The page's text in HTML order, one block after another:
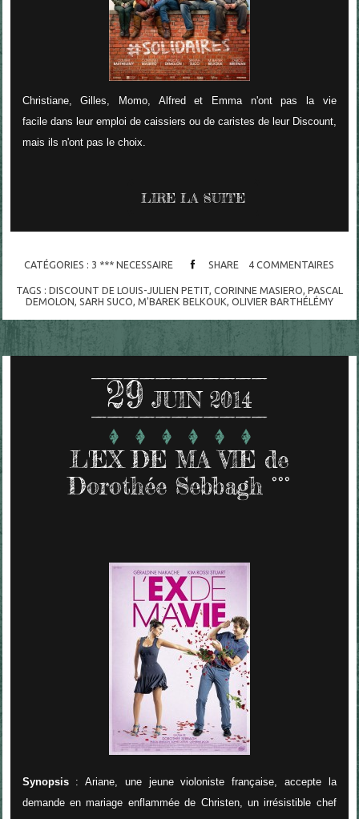
Christiane, Gilles, Momo, Alfred et Emma n'ont pas la vie
facile dans leur emploi de caissiers ou de caristes de leur Discount,
mais ils n'ont pas le choix.
LIRE LA SUITE
CATÉGORIES : 3 *** NECESSAIRE SHARE 4 COMMENTAIRES
TAGS : DISCOUNT DE LOUIS-JULIEN PETIT, CORINNE MASIERO, PASCAL
DEMOLON, SARH SUCO, M'BAREK BELKOUK, OLIVIER BARTHÉLÉMY
29 JUIN 2014
L'EX DE MA VIE de
Dorothée Sebbagh °°°
Synopsis: Ariane, une jeune violoniste française, accepte la
demande en mariage enflammée de Christen, un irrésistible chef